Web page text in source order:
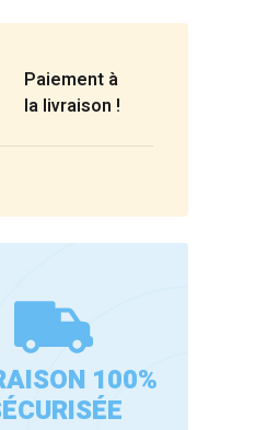
Paiement à
la livraison !
100%